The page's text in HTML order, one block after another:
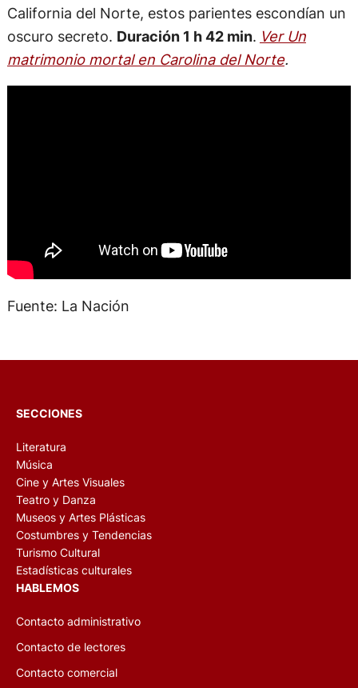
California del Norte, estos parientes escondían un
oscuro secreto. Duración 1 h 42 min. Ver Un
matrimonio mortal en Carolina del Norte.
Fuente: La Nación
SECCIONES
Literatura
Música
Cine y Artes Visuales
Teatro y Danza
Museos y Artes Plásticas
Costumbres y Tendencias
Turismo Cultural
Estadísticas culturales
HABLEMOS
Contacto administrativo
Contacto de lectores
Contacto comercial